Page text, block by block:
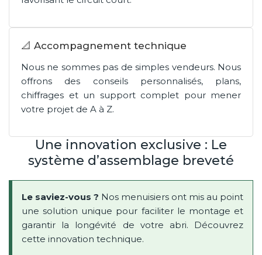
📐 Accompagnement technique
Nous ne sommes pas de simples vendeurs. Nous
offrons des conseils personnalisés, plans,
chiffrages et un support complet pour mener
votre projet de A à Z.
Une innovation exclusive : Le
système d’assemblage breveté
Le saviez-vous ? Nos menuisiers ont mis au point
une solution unique pour faciliter le montage et
garantir la longévité de votre abri. Découvrez
cette innovation technique.